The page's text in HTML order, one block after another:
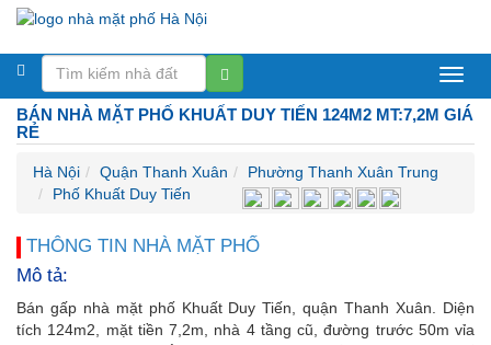
BÁN NHÀ MẶT PHỐ KHUẤT DUY TIẾN 124M2 MT:7,2M GIÁ
RẺ
Hà Nội Quận Thanh Xuân
Phường Thanh Xuân Trung
Phố Khuất Duy Tiến
THÔNG TIN NHÀ MẶT PHỐ
Mô tả:
Bán gấp nhà mặt phố Khuất Duy Tiến, quận Thanh Xuân. Diện
tích 124m2, mặt tiền 7,2m, nhà 4 tầng cũ, đường trước 50m vỉa